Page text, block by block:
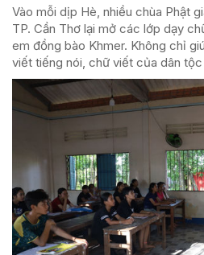
Vào mỗi dịp Hè, nhiều chùa Phật
TP. Cần Thơ lại mở các lớp dạy
em đồng bào Khmer. Không chỉ
viết tiếng nói, chữ viết của dân tộc